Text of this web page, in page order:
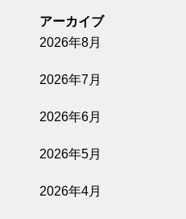
アーカイブ
2026年8月
2026年7月
2026年6月
2026年5月
2026年4月